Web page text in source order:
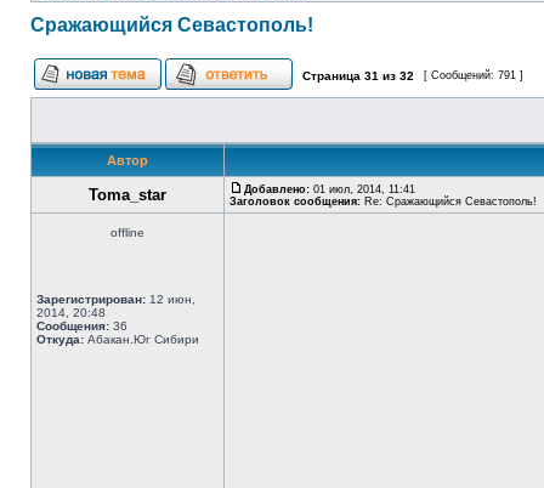
Сражающийся Севастополь!
Страница 31 из 32 [ Сообщений: 791 ]
Автор
Toma_star Добавлено: 01 июл, 2014, 11:41
Заголовок сообщения: Re: Сражающийся Севастополь!
offline
Зарегистрирован: 12 июн,
2014, 20:48
Сообщения: 36
Откуда: Абакан.Юг Сибири